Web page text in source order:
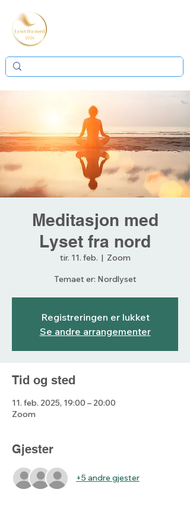
Meditasjon med
Lyset fra nord
tir. 11. feb.
  |
Zoom
Temaet er: Nordlyset
Registreringen er lukket
Se andre arrangementer
Tid og sted
11. feb. 2025, 19:00 – 20:00
Zoom
Gjester
+5 andre gjester